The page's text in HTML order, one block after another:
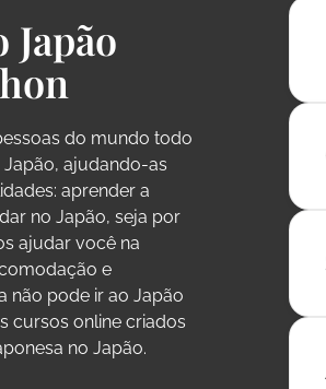
do mundo todo
ajudando-as
aprender a
no Japão, seja por
ajudar você na
e
não pode ir ao Japão
cursos online criados
no Japão.